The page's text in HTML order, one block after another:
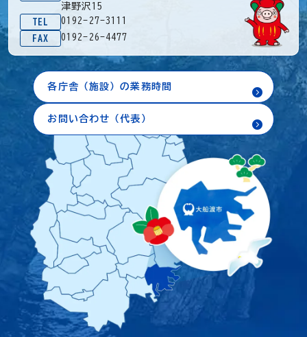
津野沢15
TEL
0192-27-3111
FAX
0192-26-4477
各庁舎（施設）の業務時間
お問い合わせ（代表）